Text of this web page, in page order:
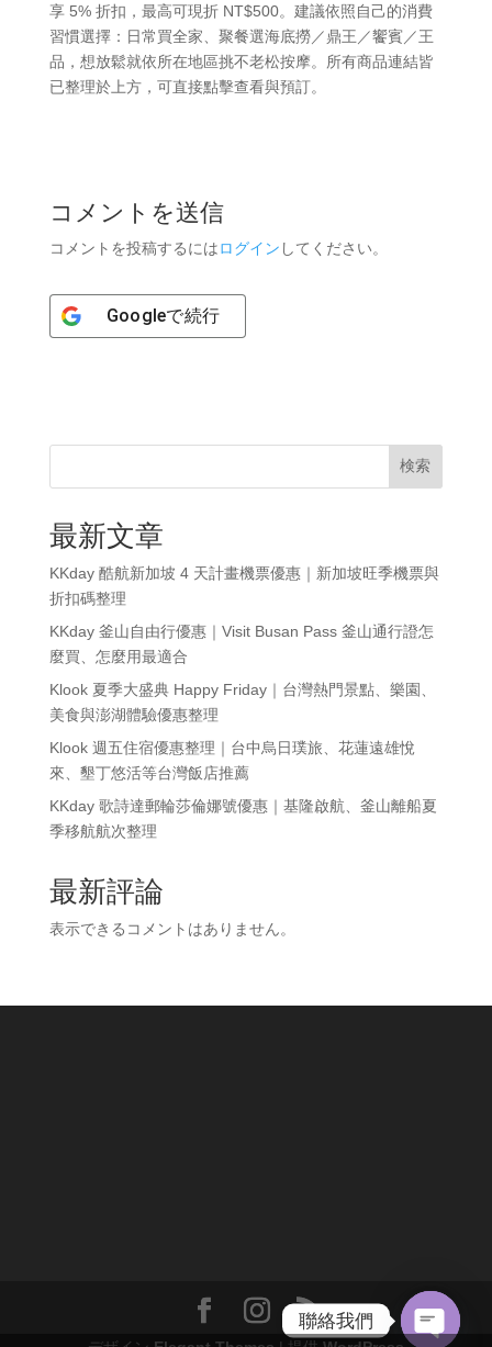
享 5% 折扣，最高可現折 NT$500。建議依照自己的消費
習慣選擇：日常買全家、聚餐選海底撈／鼎王／饗賓／王
品，想放鬆就依所在地區挑不老松按摩。所有商品連結皆
已整理於上方，可直接點擊查看與預訂。
コメントを送信
コメントを投稿するにはログイン してください。
Googleで続行
検索
最新文章
KKday 酷航新加坡 4 天計畫機票優惠｜新加坡旺季機票與
折扣碼整理
KKday 釜山自由行優惠｜Visit Busan Pass 釜山通行證怎
麼買、怎麼用最適合
Klook 夏季大盛典 Happy Friday｜台灣熱門景點、樂園、
美食與澎湖體驗優惠整理
Klook 週五住宿優惠整理｜台中烏日璞旅、花蓮遠雄悅
來、墾丁悠活等台灣飯店推薦
KKday 歌詩達郵輪莎倫娜號優惠｜基隆啟航、釜山離船夏
季移航航次整理
最新評論
表示できるコメントはありません。
聯絡我們